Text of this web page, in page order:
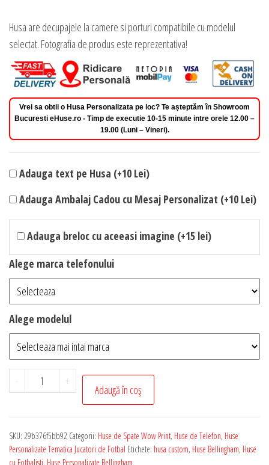
Husa are decupajele la camere si porturi compatibile cu modelul
selectat. Fotografia de produs este reprezentativa!
Vrei sa obtii o Husa Personalizata pe loc? Te așteptăm în Showroom
Bucuresti eHuse.ro - Timp de executie 10-15 minute intre orele 12.00 –
19.00 (Luni – Vineri).
Adauga text pe Husa (+10 Lei)
Adauga Ambalaj Cadou cu Mesaj Personalizat (+10 Lei)
Adauga breloc cu aceeasi imagine (+15 lei)
Alege marca telefonului
Alege modelul
-
Cantitate
Husa
Personalizata
cu
+
Adaugă în coș
SKU: 29b376f5bb92 Categorii: Huse de Spate Wow Print, Huse de Telefon, Huse
Personalizate Tematica Jucatori de Fotbal Etichete: husa custom, Huse Bellingham, Huse
cu Fotbalisti, Huse Personalizate Bellingham